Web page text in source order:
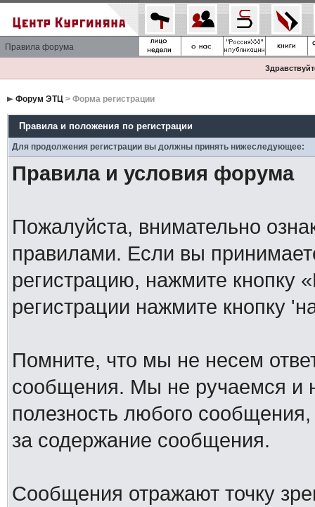
Правила форума
Форум ЭТЦ> Форма регистрации
Правила и положения по регистрации
Для продолжения регистрации вы должны принять нижеследующее:
Правила и условия форума
Пожалуйста, внимательно
правилами. Если вы
регистрацию, нажмите кнопку
регистрации нажмите кнопку
Помните, что мы не несем
сообщения. Мы не ручаемся и
полезность любого
за содержание сообщения.
Сообщения отражают точку